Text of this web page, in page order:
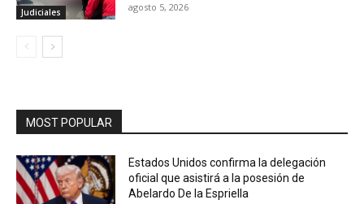
Judiciales agosto 5, 2026
MOST POPULAR
Estados Unidos confirma la delegación
oficial que asistirá a la posesión de
Abelardo De la Espriella